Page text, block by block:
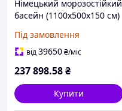
Німецький морозостійкий
басейн (1100х500х150 см)
овальний, плівка 0.8 мм,
82.5 м³ металевий
Під замовлення
від39650₴/міс
237 898.58₴
Купити